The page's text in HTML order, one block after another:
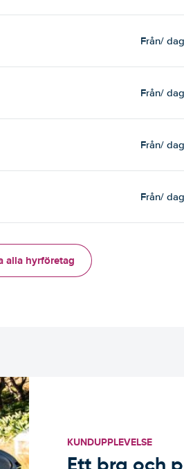
Från/ dag
Från/ dag
Från/ dag
Från/ dag
alla hyrföretag
KUNDUPPLEVELSE